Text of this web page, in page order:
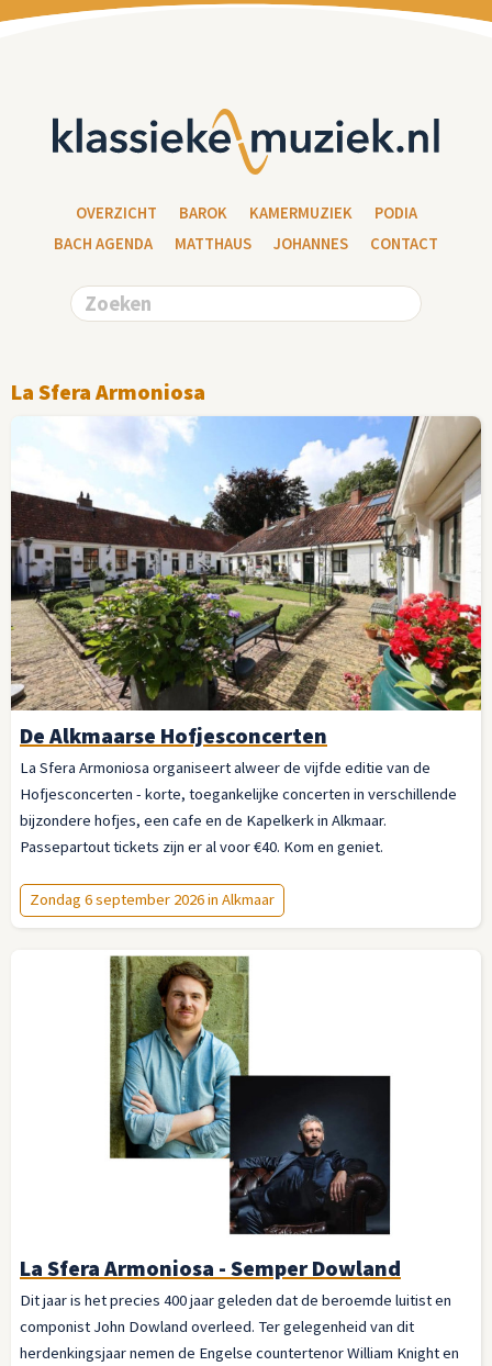
OVERZICHT BAROK KAMERMUZIEK
PODIA
BACH AGENDA
MATTHAUS JOHANNES CONTACT
La Sfera Armoniosa
De Alkmaarse Hofjesconcerten
La Sfera Armoniosa organiseert alweer de vijfde editie van de
Hofjesconcerten - korte, toegankelijke concerten in verschillende
bijzondere hofjes, een cafe en de Kapelkerk in Alkmaar.
Passepartout tickets zijn er al voor €40. Kom en geniet.
Zondag 6 september 2026 in Alkmaar
La Sfera Armoniosa - Semper Dowland
Dit jaar is het precies 400 jaar geleden dat de beroemde luitist en
componist John Dowland overleed. Ter gelegenheid van dit
herdenkingsjaar nemen de Engelse countertenor William Knight en